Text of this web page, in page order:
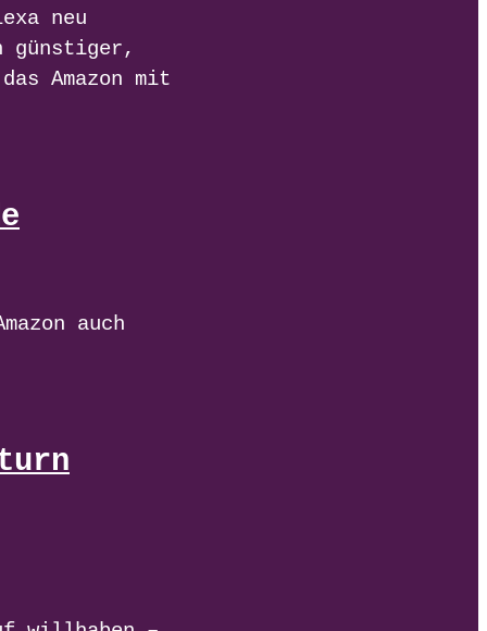
neu
günstiger,
Amazon mit
auch